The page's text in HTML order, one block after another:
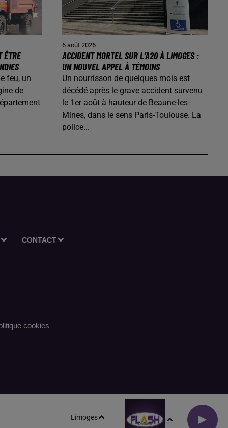
ÊTRE
feu, un
de
6 août 2026
ACCIDENT MORTEL SUR L’A20 À LIMOGES :
UN NOUVEL APPEL À TÉMOINS
Un nourrisson de quelques mois est
décédé après le grave accident survenu
le 1er août à hauteur de Beaune-les-
Mines, dans le sens Paris-Toulouse. La
police...
CONTACT
Limoges
cookies